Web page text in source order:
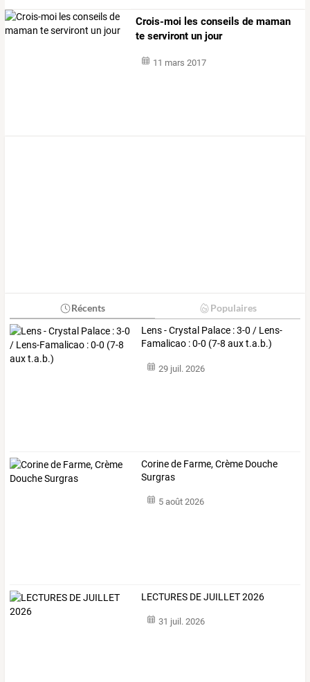
Crois-moi les conseils de maman
te serviront un jour
11 mars 2017
Récents Populaires
Lens - Crystal Palace : 3-0 / Lens-
Famalicao : 0-0 (7-8 aux t.a.b.)
29 juil. 2026
Corine de Farme, Crème Douche
Surgras
5 août 2026
LECTURES DE JUILLET 2026
31 juil. 2026